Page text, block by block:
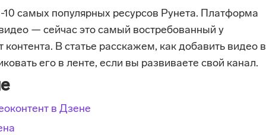
10 самых популярных ресурсов Рунета. Платформа
— сейчас это самый востребованный у
В статье расскажем, как добавить видео в
его в ленте, если вы развиваете свой канал.
в Дзене